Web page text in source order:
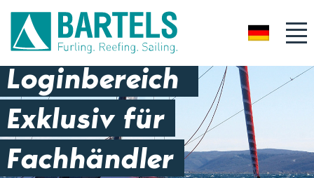
DE
Loginbereich
Exklusiv für
Fachhändler